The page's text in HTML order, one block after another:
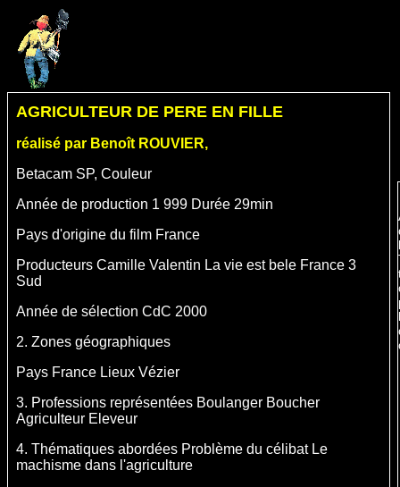
AGRICULTEUR DE PERE EN FILLE
réalisé par Benoît ROUVIER,
Betacam SP, Couleur
Année de production 1 999 Durée 29min
Pays d'origine du film France
Producteurs Camille Valentin La vie est bele France 3
Sud
Année de sélection CdC 2000
2. Zones géographiques
Pays France Lieux Vézier
3. Professions représentées Boulanger Boucher
Agriculteur Eleveur
4. Thématiques abordées Problème du célibat Le
machisme dans l'agriculture